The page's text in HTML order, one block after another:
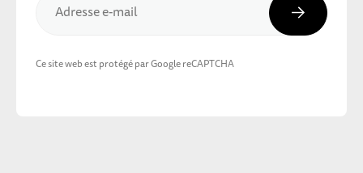
Adresse e-mail
Ce site web est protégé par Google reCAPTCHA